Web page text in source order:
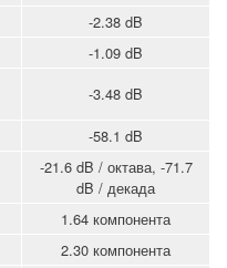
-2.38 dB
-1.09 dB
-3.48 dB
-58.1 dB
-21.6 dB / октава, -71.7
dB / декада
1.64 компонента
2.30 компонента